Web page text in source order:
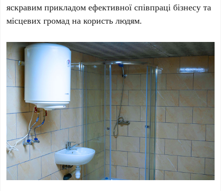
яскравим прикладом ефективної співпраці бізнесу та
місцевих громад на користь людям.